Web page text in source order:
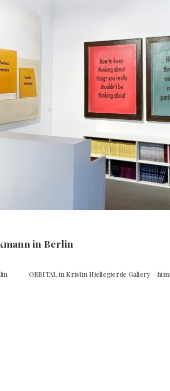
in Berlin
ORBITAL in Kristin Hjellegjerde Gallery –